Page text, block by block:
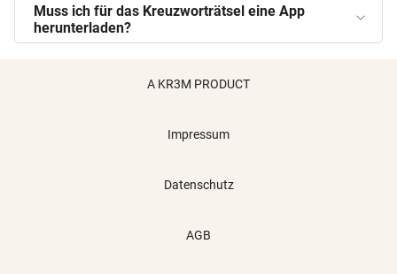
Muss ich für das Kreuzworträtsel eine App
herunterladen?
A KR3M PRODUCT
Impressum
Datenschutz
AGB